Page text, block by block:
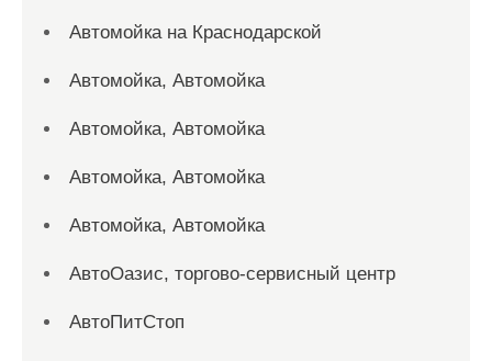
Автомойка на Краснодарской
Автомойка, Автомойка
Автомойка, Автомойка
Автомойка, Автомойка
Автомойка, Автомойка
АвтоОазис, торгово-сервисный центр
АвтоПитСтоп